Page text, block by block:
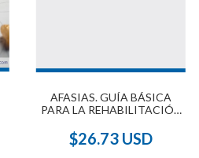
AFASIAS. GUÍA BÁSICA
PARA LA REHABILITACIÓN
LENGUAJE
$26.73 USD